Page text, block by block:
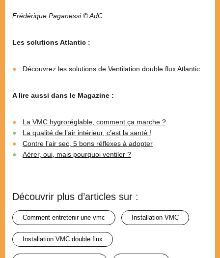
Frédérique Paganessi © AdC
Les solutions Atlantic :
Découvrez les solutions de Ventilation double flux Atlantic
A lire aussi dans le Magazine :
La VMC hygroréglable, comment ça marche ?
La qualité de l’air intérieur, c’est la santé !
Contre l’air sec, 5 bons réflexes à adopter
Aérer, oui, mais pourquoi ventiler ?
Découvrir plus d’articles sur :
comment entretenir une vmc installation VMC
installation VMC double flux